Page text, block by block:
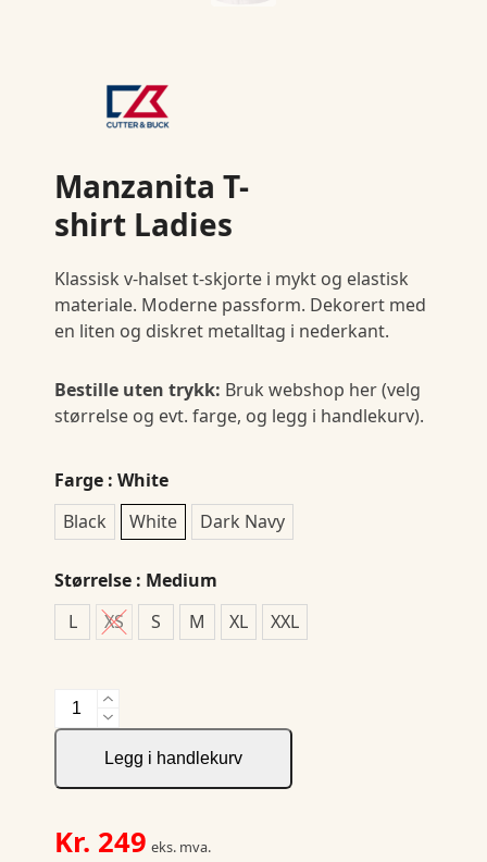
Manzanita T-
shirt Ladies
Klassisk v-halset t-skjorte i mykt og elastisk
materiale. Moderne passform. Dekorert med
en liten og diskret metalltag i nederkant.
Bestille uten trykk: Bruk webshop her (velg
størrelse og evt. farge, og legg i handlekurv).
Farge : White
Black
White Dark Navy
Størrelse : Medium
L
XS S M XL XXL
Manzanita
T-
Ladies
Legg i handlekurv
Kr. 249 eks. mva.